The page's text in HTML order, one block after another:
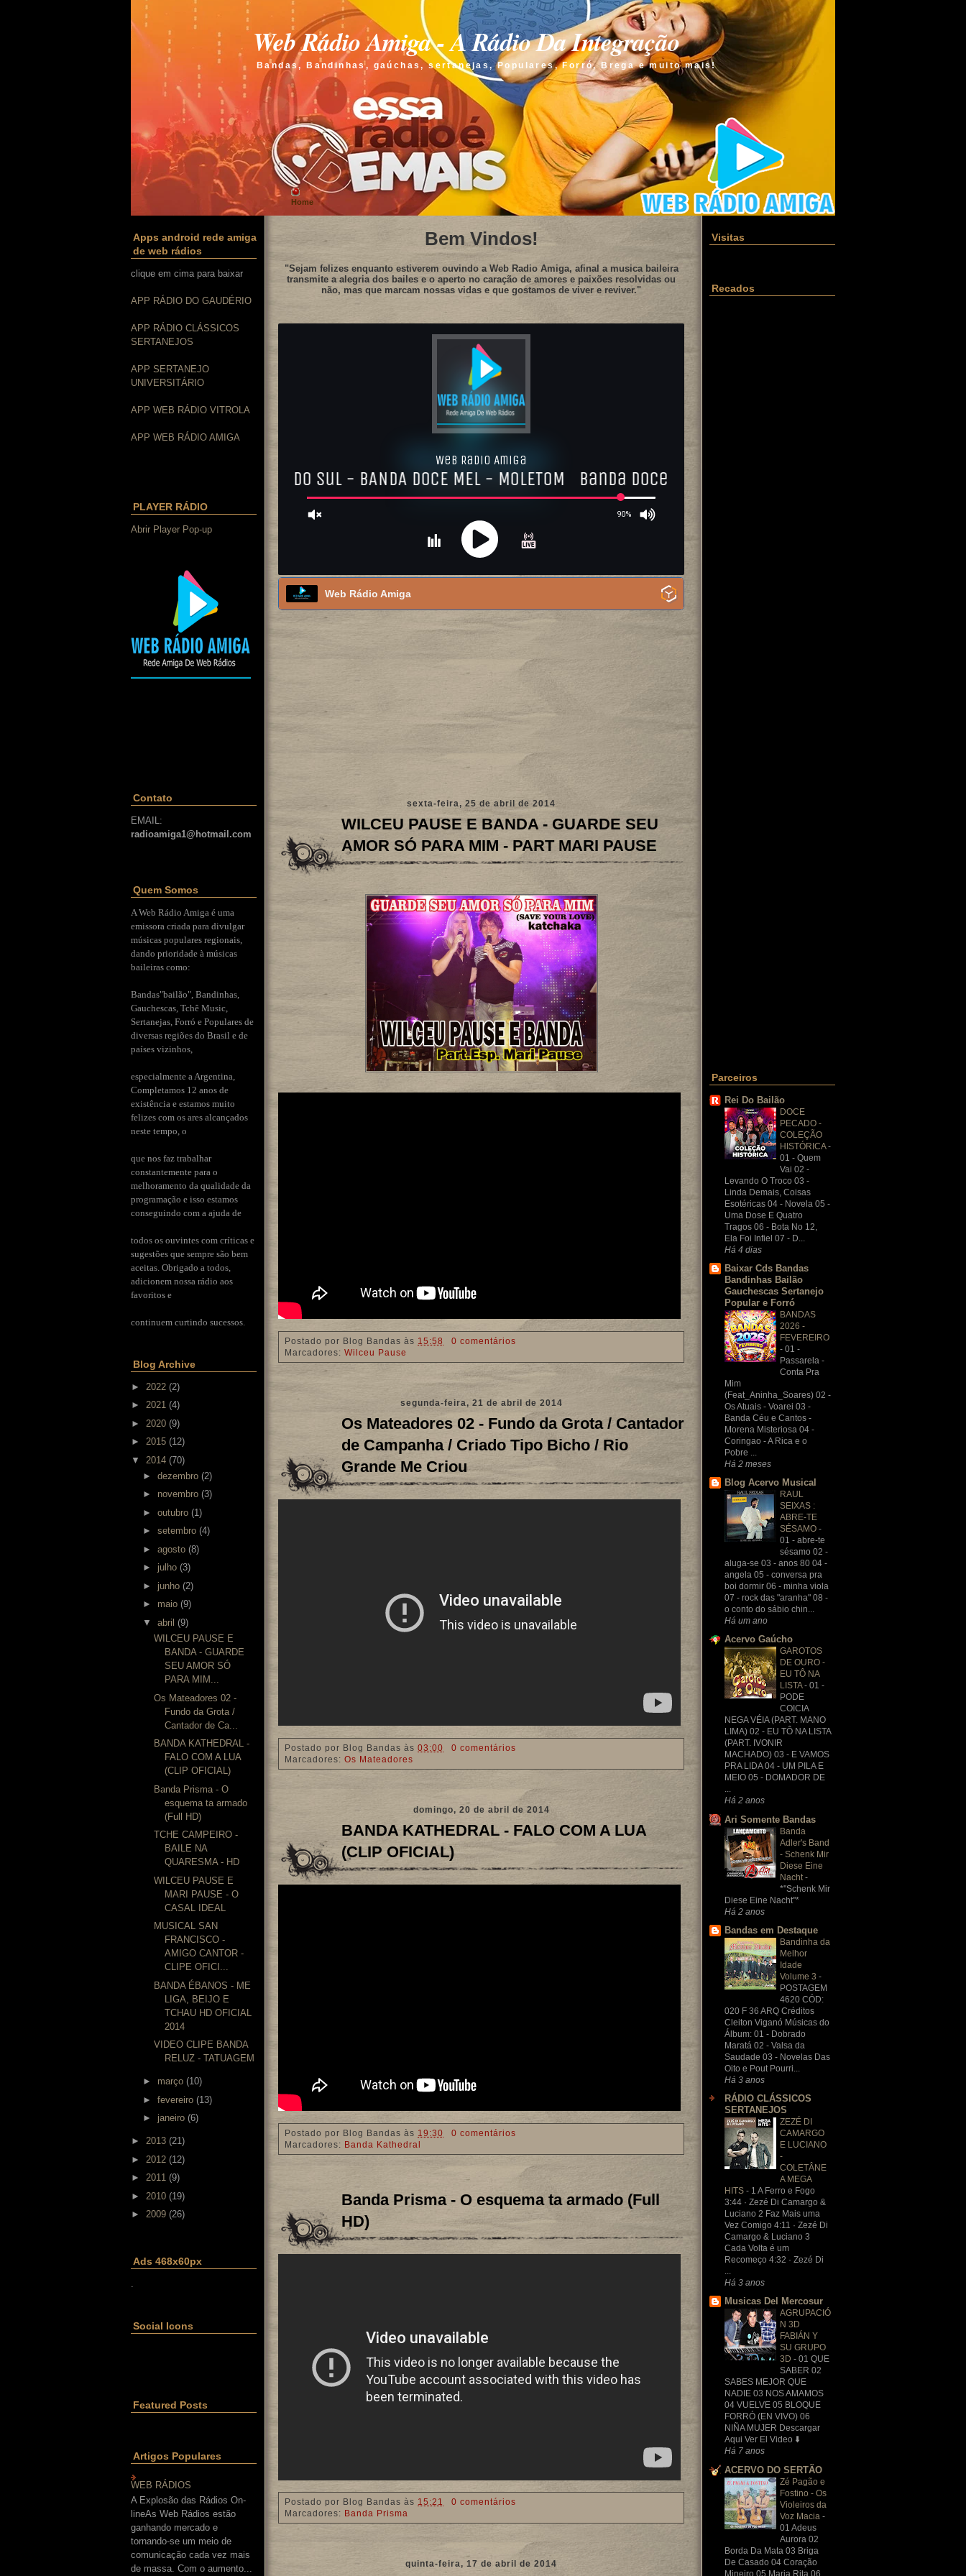
Web Rádio Amiga - A Rádio Da Integração
Bandas, Bandinhas, gaúchas, sertanejas, Populares, Forró, Brega e muito mais!
Home
Apps android rede amiga
de web rádios
clique em cima para baixar
APP RÁDIO DO GAUDÉRIO
APP RÁDIO CLÁSSICOS
SERTANEJOS
APP SERTANEJO
UNIVERSITÁRIO
APP WEB RÁDIO VITROLA
APP WEB RÁDIO AMIGA
PLAYER RÁDIO
Abrir Player Pop-up
Contato
EMAIL:
radioamiga1@hotmail.com
Quem Somos
A Web Rádio Amiga é uma
emissora criada para divulgar
músicas populares regionais,
dando prioridade à músicas
baileiras como:
Bandas"bailão", Bandinhas,
Gauchescas, Tchê Music,
Sertanejas, Forró e Populares de
diversas regiões do Brasil e de
países vizinhos,
especialmente a Argentina,
Completamos 12 anos de
existência e estamos muito
felizes com os ares alcançados
neste tempo, o
que nos faz trabalhar
constantemente para o
melhoramento da qualidade da
programação e isso estamos
conseguindo com a ajuda de
todos os ouvintes com críticas e
sugestões que sempre são bem
aceitas. Obrigado a todos,
adicionem nossa rádio aos
favoritos e
continuem curtindo sucessos.
Blog Archive
► 2022 (2)
► 2021 (4)
► 2020 (9)
► 2015 (12)
▼ 2014 (70)
► dezembro (2)
► novembro (3)
► outubro (1)
► setembro (4)
► agosto (8)
► julho (3)
► junho (2)
► maio (9)
▼ abril (9)
WILCEU PAUSE E
BANDA - GUARDE
SEU AMOR SÓ
PARA MIM...
Os Mateadores 02 -
Fundo da Grota /
Cantador de Ca...
BANDA KATHEDRAL -
FALO COM A LUA
(CLIP OFICIAL)
Banda Prisma - O
esquema ta armado
(Full HD)
TCHE CAMPEIRO -
BAILE NA
QUARESMA - HD
WILCEU PAUSE E
MARI PAUSE - O
CASAL IDEAL
MUSICAL SAN
FRANCISCO -
AMIGO CANTOR -
CLIPE OFICI...
BANDA ÉBANOS - ME
LIGA, BEIJO E
TCHAU HD OFICIAL
2014
VIDEO CLIPE BANDA
RELUZ - TATUAGEM
► março (10)
► fevereiro (13)
► janeiro (6)
► 2013 (21)
► 2012 (12)
► 2011 (9)
► 2010 (19)
► 2009 (26)
Ads 468x60px
Social Icons
Featured Posts
Artigos Populares
WEB RÁDIOS
A Explosão das Rádios On-
lineAs Web Rádios estão
ganhando mercado e
tornando-se um meio de
comunicação cada vez mais
de massa. Com o aumento...
Bem Vindos!
"Sejam felizes enquanto estiverem ouvindo a Web Radio Amiga, afinal a musica baileira
transmite a alegria dos bailes e o aperto no caração de amores e paixões resolvidas ou
não, mas que marcam nossas vidas e que gostamos de viver e reviver."
Web Rádio Amiga
sexta-feira, 25 de abril de 2014
WILCEU PAUSE E BANDA - GUARDE SEU
AMOR SÓ PARA MIM - PART MARI PAUSE
Postado por Blog Bandas às 15:58
0 comentários
Marcadores: Wilceu Pause
segunda-feira, 21 de abril de 2014
Os Mateadores 02 - Fundo da Grota / Cantador
de Campanha / Criado Tipo Bicho / Rio
Grande Me Criou
Postado por Blog Bandas às 03:00
0 comentários
Marcadores: Os Mateadores
domingo, 20 de abril de 2014
BANDA KATHEDRAL - FALO COM A LUA
(CLIP OFICIAL)
Postado por Blog Bandas às 19:30
0 comentários
Marcadores: Banda Kathedral
Banda Prisma - O esquema ta armado (Full
HD)
Postado por Blog Bandas às 15:21
0 comentários
Marcadores: Banda Prisma
quinta-feira, 17 de abril de 2014
Visitas
Recados
Parceiros
Rei Do Bailão
DOCE
PECADO -
COLEÇÃO
HISTÓRICA-
01 - Quem
Vai 02 -
Levando O Troco 03 -
Linda Demais, Coisas
Esotéricas 04 - Novela 05 -
Uma Dose E Quatro
Tragos 06 - Bota No 12,
Ela Foi Infiel 07 - D...
Há 4 dias
Baixar Cds Bandas
Bandinhas Bailão
Gauchescas Sertanejo
Popular e Forró
BANDAS
2026 -
FEVEREIRO
- 01 -
Passarela -
Conta Pra
Mim
(Feat_Aninha_Soares) 02 -
Os Atuais - Voarei 03 -
Banda Céu e Cantos -
Morena Misteriosa 04 -
Coringao - A Rica e o
Pobre ...
Há 2 meses
Blog Acervo Musical
RAUL
SEIXAS :
ABRE-TE
SÉSAMO -
01 - abre-te
sésamo 02 -
aluga-se 03 - anos 80 04 -
angela 05 - conversa pra
boi dormir 06 - minha viola
07 - rock das "aranha" 08 -
o conto do sábio chin...
Há um ano
Acervo Gaúcho
GAROTOS
DE OURO -
EU TÔ NA
LISTA- 01 -
PODE
COICIA
NEGA VÉIA (PART. MANO
LIMA) 02 - EU TÔ NA LISTA
(PART. IVONIR
MACHADO) 03 - E VAMOS
PRA LIDA 04 - UM PILA E
MEIO 05 - DOMADOR DE
...
Há 2 anos
Ari Somente Bandas
Banda
Adler's Band
- Schenk Mir
Diese Eine
Nacht -
*''Schenk Mir
Diese Eine Nacht''*
Há 2 anos
Bandas em Destaque
Bandinha da
Melhor
Idade
Volume 3 -
POSTAGEM
4620 CÓD:
020 F 36 ARQ Créditos
Cleiton Viganó Músicas do
Álbum: 01 - Dobrado
Maratá 02 - Valsa da
Saudade 03 - Novelas Das
Oito e Pout Pourri...
Há 3 anos
RÁDIO CLÁSSICOS
SERTANEJOS
ZEZÉ DI
CAMARGO
E LUCIANO
-
COLETÂNE
A MEGA
HITS - 1 A Ferro e Fogo
3:44 · Zezé Di Camargo &
Luciano 2 Faz Mais uma
Vez Comigo 4:11 · Zezé Di
Camargo & Luciano 3
Cada Volta é um
Recomeço 4:32 · Zezé Di
...
Há 3 anos
Musicas Del Mercosur
AGRUPACIÓ
N 3D
FABIÁN Y
SU GRUPO
3D - 01 QUE
SABER 02
SABES MEJOR QUE
NADIE 03 NOS AMAMOS
04 VUELVE 05 BLOQUE
FORRÓ (EN VIVO) 06
NIÑA MUJER Descargar
Aqui Ver El Video ⬇️
Há 7 anos
ACERVO DO SERTÃO
Zé Pagão e
Fostino - Os
Violeiros da
Voz Macia -
01 Adeus
Aurora 02
Borda Da Mata 03 Briga
De Casado 04 Coração
Mineiro 05 Maria Rita 06